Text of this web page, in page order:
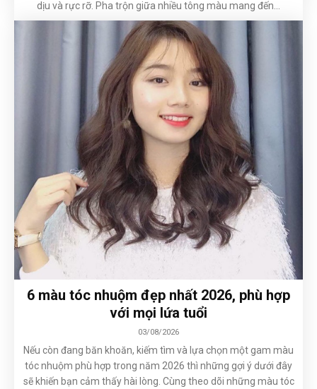
dịu và rực rỡ. Pha trộn giữa nhiều tông màu mang đến...
6 màu tóc nhuộm đẹp nhất 2026, phù hợp
với mọi lứa tuổi
03/08/2026
Nếu còn đang băn khoăn, kiếm tìm và lựa chọn một gam màu
tóc nhuộm phù hợp trong năm 2026 thì những gợi ý dưới đây
sẽ khiến bạn cảm thấy hài lòng. Cùng theo dõi những màu tóc